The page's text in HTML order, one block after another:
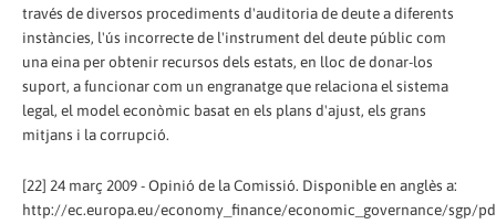
través de diversos procediments d'auditoria de deute a diferents
instàncies, l'ús incorrecte de l'instrument del deute públic com
una eina per obtenir recursos dels estats, en lloc de donar-los
suport, a funcionar com un engranatge que relaciona el sistema
legal, el model econòmic basat en els plans d'ajust, els grans
mitjans i la corrupció.
[22] 24 març 2009 - Opinió de la Comissió. Disponible en anglès a:
http://ec.europa.eu/economy_finance/economic_governance/sgp/